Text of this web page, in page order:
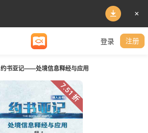
登录 注册
约书亚记——处境信息释经与应用
7.51 折